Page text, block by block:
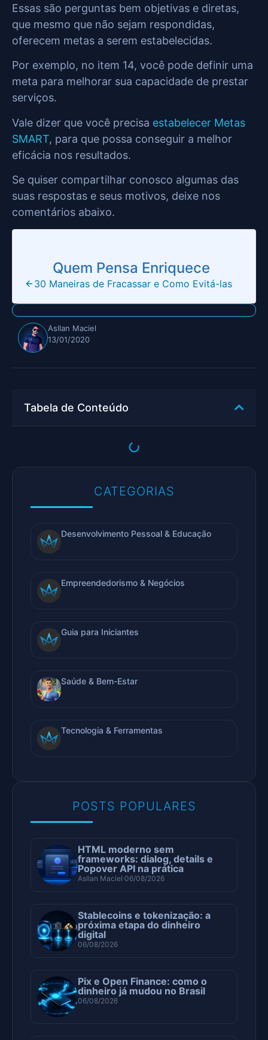
Essas são perguntas bem objetivas e diretas,
que mesmo que não sejam respondidas,
oferecem metas a serem estabelecidas.
Por exemplo, no item 14, você pode definir uma
meta para melhorar sua capacidade de prestar
serviços.
Vale dizer que você precisa estabelecer Metas
SMART, para que possa conseguir a melhor
eficácia nos resultados.
Se quiser compartilhar conosco algumas das
suas respostas e seus motivos, deixe nos
comentários abaixo.
Quem Pensa Enriquece
30 Maneiras de Fracassar e Como Evitá-las
Asllan Maciel
13/01/2020
Tabela de Conteúdo
CATEGORIAS
Desenvolvimento Pessoal & Educação
Empreendedorismo & Negócios
Guia para Iniciantes
Saúde & Bem-Estar
Tecnologia & Ferramentas
POSTS POPULARES
HTML moderno sem
frameworks: dialog, details e
Popover API na prática
Asllan Maciel 06/08/2026
Stablecoins e tokenização: a
próxima etapa do dinheiro
digital
06/08/2026
Pix e Open Finance: como o
dinheiro já mudou no Brasil
06/08/2026